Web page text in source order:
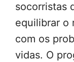
socorristas
equilibrar o
com os
vidas. O